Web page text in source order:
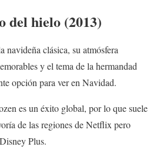
del hielo (2013)
navideña clásica, su atmósfera
y el tema de la hermandad
opción para ver en Navidad.
es un éxito global, por lo que suele
de las regiones de Netflix pero
Plus.